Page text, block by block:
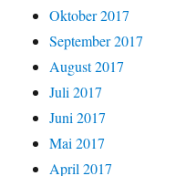
Oktober 2017
September 2017
August 2017
Juli 2017
Juni 2017
Mai 2017
April 2017